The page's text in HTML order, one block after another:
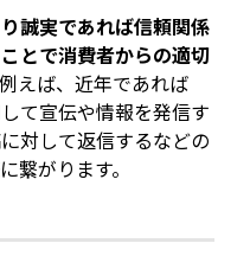
誠実であれば信頼関係
とで消費者からの適切
例えば、近年であれば
て宣伝や情報を発信す
対して返信するなどの
繋がります。